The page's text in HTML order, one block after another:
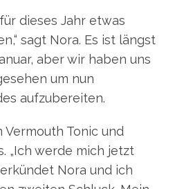
dieses Jahr etwas
sagt Nora. Es ist längst
aber wir haben uns
um nun
aufzubereiten.
Tonic und
„Ich werde mich jetzt
Nora und ich